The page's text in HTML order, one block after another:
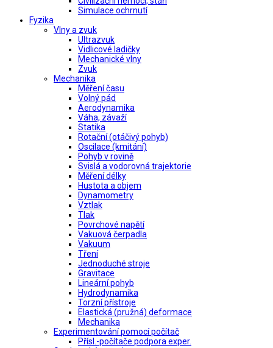
Simulace ochrnutí
Fyzika
Vlny a zvuk
Ultrazvuk
Vidlicové ladičky
Mechanické vlny
Zvuk
Mechanika
Měření času
Volný pád
Aerodynamika
Váha, závaží
Statika
Rotační (otáčivý pohyb)
Oscilace (kmitání)
Pohyb v rovině
Svislá a vodorovná trajektorie
Měření délky
Hustota a objem
Dynamometry
Vztlak
Tlak
Povrchové napětí
Vakuová čerpadla
Vakuum
Tření
Jednoduché stroje
Gravitace
Lineární pohyb
Hydrodynamika
Torzní přístroje
Elastická (pružná) deformace
Mechanika
Experimentování pomocí počítač
Přísl.-počítače podpora exper.